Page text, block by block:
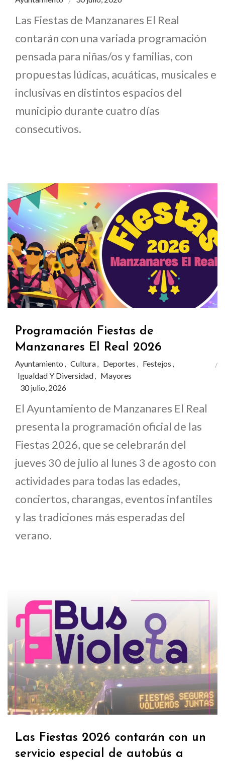
Las Fiestas de Manzanares El Real
contarán con una variada programación
pensada para niñas/os y familias, con
propuestas lúdicas, acuáticas, musicales e
inclusivas en distintos espacios del
municipio durante cuatro días
consecutivos.
Programación Fiestas de
Manzanares El Real 2026
Ayuntamiento , Cultura, Deportes , Festejos ,
Igualdad Y Diversidad, Mayores
30 julio, 2026
El Ayuntamiento de Manzanares El Real
presenta la programación oficial de las
Fiestas 2026, que se celebrarán del
jueves 30 de julio al lunes 3 de agosto con
actividades para todas las edades,
conciertos, charangas, eventos infantiles
y las tradiciones más esperadas del
verano.
Las Fiestas 2026 contarán con un
servicio especial de autobús a